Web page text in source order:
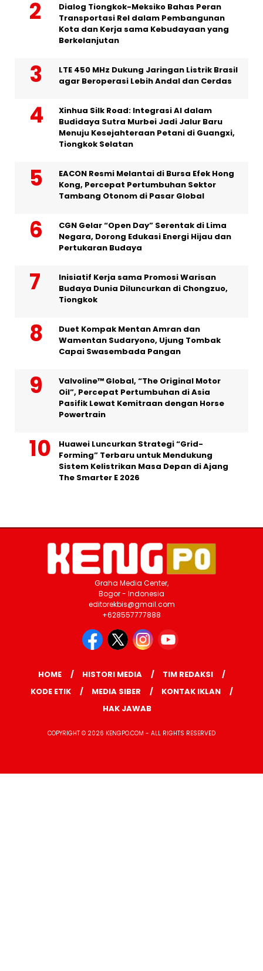
Dialog Tiongkok-Meksiko Bahas Peran
Transportasi Rel dalam Pembangunan
Kota dan Kerja sama Kebudayaan yang
Berkelanjutan
LTE 450 MHz Dukung Jaringan Listrik Brasil
agar Beroperasi Lebih Andal dan Cerdas
Xinhua Silk Road: Integrasi AI dalam
Budidaya Sutra Murbei Jadi Jalur Baru
Menuju Kesejahteraan Petani di Guangxi,
Tiongkok Selatan
EACON Resmi Melantai di Bursa Efek Hong
Kong, Percepat Pertumbuhan Sektor
Tambang Otonom di Pasar Global
CGN Gelar “Open Day” Serentak di Lima
Negara, Dorong Edukasi Energi Hijau dan
Pertukaran Budaya
Inisiatif Kerja sama Promosi Warisan
Budaya Dunia Diluncurkan di Chongzuo,
Tiongkok
Duet Kompak Mentan Amran dan
Wamentan Sudaryono, Ujung Tombak
Capai Swasembada Pangan
Valvoline™ Global, “The Original Motor
Oil”, Percepat Pertumbuhan di Asia
Pasifik Lewat Kemitraan dengan Horse
Powertrain
Huawei Luncurkan Strategi “Grid-
Forming” Terbaru untuk Mendukung
Sistem Kelistrikan Masa Depan di Ajang
The Smarter E 2026
Graha Media Center,
Bogor - Indonesia
editorekbis@gmail.com
+628557777888
HOME HISTORI MEDIA
TIM REDAKSI
KODE ETIK
MEDIA SIBER
KONTAK IKLAN
HAK JAWAB
COPYRIGHT © 2026 KENGPO.COM - ALL RIGHTS RESERVED